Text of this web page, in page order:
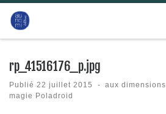
Passer au contenu
rp_41516176_p.jpg
Publié 22 juillet 2015 - aux dimensions
magie Poladroid